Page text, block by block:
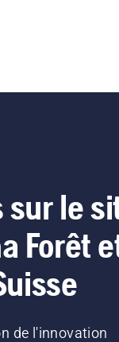
sur le
Forêt
de l'innovation